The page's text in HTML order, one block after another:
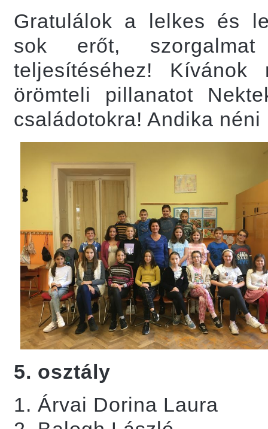
Gratulálok a lelkes és
sok erőt,
teljesítéséhez! Kívánok
örömteli pillanatot
családotokra! Andika néni
5. osztály
Árvai Dorina Laura